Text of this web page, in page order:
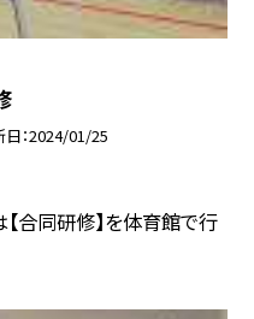
日 2024/01/25
合同研修】を体育館で行